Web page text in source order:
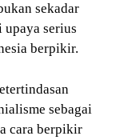
sekadar
serius
berpikir.
sebagai
cara berpikir